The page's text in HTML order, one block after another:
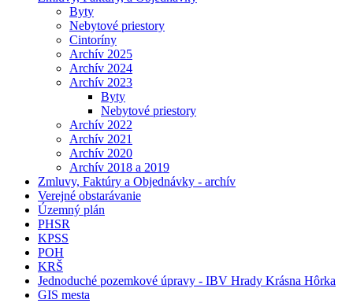
Byty
Nebytové priestory
Cintoríny
Archív 2025
Archív 2024
Archív 2023
Byty
Nebytové priestory
Archív 2022
Archív 2021
Archív 2020
Archív 2018 a 2019
Zmluvy, Faktúry a Objednávky - archív
Verejné obstarávanie
Územný plán
PHSR
KPSS
POH
KRŠ
Jednoduché pozemkové úpravy - IBV Hrady Krásna Hôrka
GIS mesta